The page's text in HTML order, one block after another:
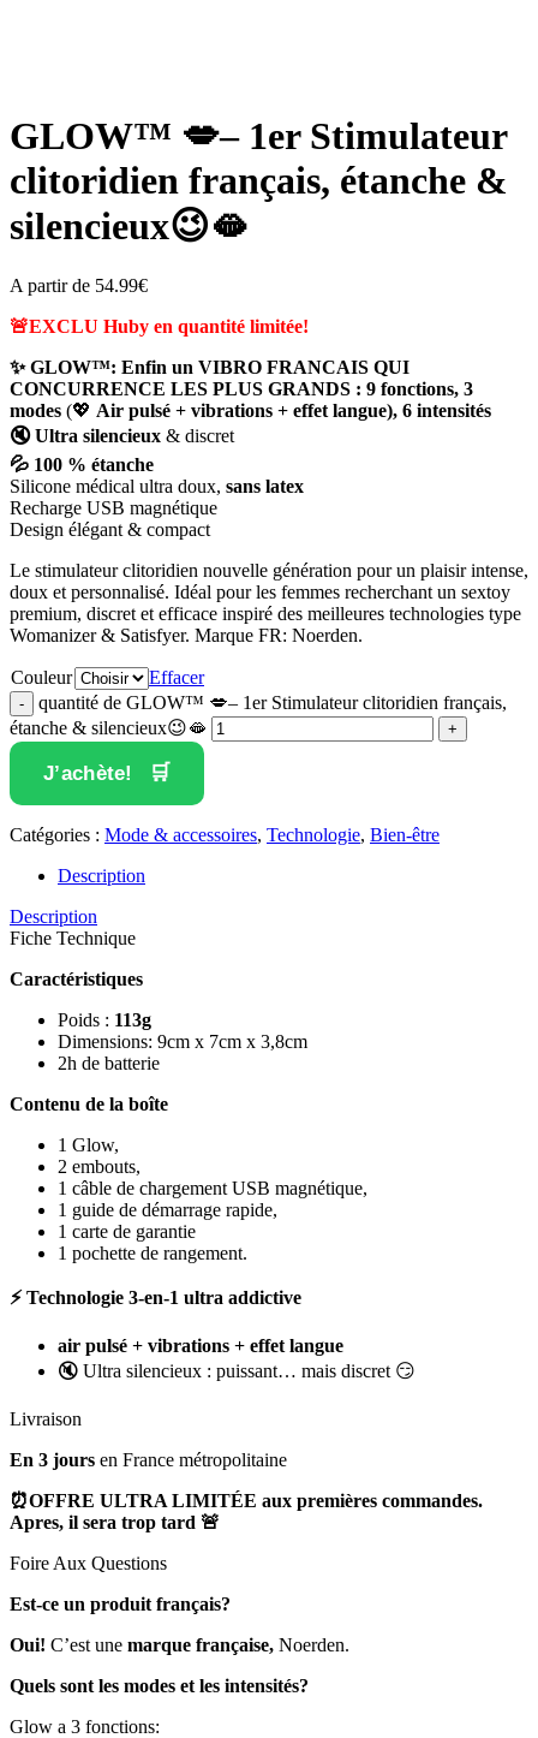
GLOW™ 💋– 1er Stimulateur
clitoridien français, étanche &
silencieux😉🫦
A partir de 54.99€
🚨EXCLU Huby en quantité limitée!
✨ GLOW™: Enfin un VIBRO FRANCAIS QUI
CONCURRENCE LES PLUS GRANDS : 9 fonctions, 3
modes (💖 Air pulsé + vibrations + effet langue), 6 intensités
🔇 Ultra silencieux & discret
💦 100 % étanche
Silicone médical ultra doux, sans latex
Recharge USB magnétique
Design élégant & compact
Le stimulateur clitoridien nouvelle génération pour un plaisir intense,
doux et personnalisé. Idéal pour les femmes recherchant un sextoy
premium, discret et efficace inspiré des meilleures technologies type
Womanizer & Satisfyer. Marque FR: Noerden.
Couleur
Effacer
quantité de GLOW™ 💋– 1er Stimulateur clitoridien français,
étanche & silencieux😉🫦
J’achète!
Catégories : Mode & accessoires, Technologie, Bien-être
Description
Description
Fiche Technique
Caractéristiques
Poids : 113g
Dimensions: 9cm x 7cm x 3,8cm
2h de batterie
Contenu de la boîte
1 Glow,
2 embouts,
1 câble de chargement USB magnétique,
1 guide de démarrage rapide,
1 carte de garantie
1 pochette de rangement.
⚡ Technologie 3-en-1 ultra addictive
air pulsé + vibrations + effet langue
🔇 Ultra silencieux : puissant… mais discret 😏
Livraison
En 3 jours en France métropolitaine
⏰OFFRE ULTRA LIMITÉE aux premières commandes.
Apres, il sera trop tard 🚨
Foire Aux Questions
Est-ce un produit français?
Oui! C’est une marque française, Noerden.
Quels sont les modes et les intensités?
Glow a 3 fonctions: